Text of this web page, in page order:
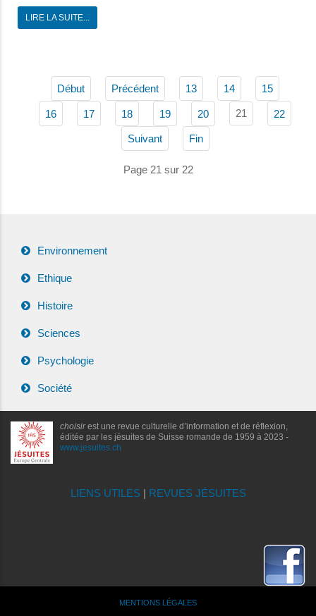
LIRE LA SUITE...
Début Précédent 13 14 15
16 17 18 19 20 21 22
Suivant Fin
Page 21 sur 22
Environnement
Ethique
Histoire
Sciences
Psychologie
Société
choisirest une revue culturelle d’information et de réflexion,
éditée par les jésuites de Suisse romande de 1959 à 2023 -
www.jesuites.ch
LIENS UTILES| REVUES JÉSUITES
MENTIONS LÉGALES